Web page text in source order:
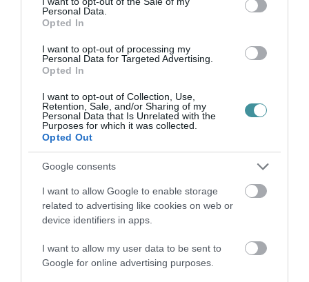
Personal Data.
Opted In
I want to opt-out of processing my
Personal Data for Targeted Advertising.
Opted In
I want to opt-out of Collection, Use,
Retention, Sale, and/or Sharing of my
Personal Data that Is Unrelated with the
Purposes for which it was collected.
Opted Out
Google consents
I want to allow Google to enable storage
related to advertising like cookies on web or
device identifiers in apps.
I want to allow my user data to be sent to
Google for online advertising purposes.
Heves megyei a leginkább érintett helységek
között.
Az országos patkány- és egértérkép megyei
és települési adatait interaktív formábanIDE
Ne maradjon le a legfrissebb hírekről, kövessen
bennünket az EGRI ÜGYEK Google Hírek oldalán!